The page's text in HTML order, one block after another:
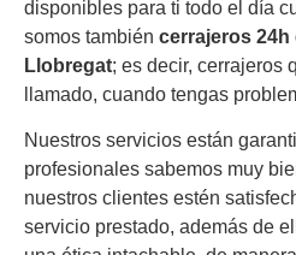
disponibles para ti todo el día
somos también cerrajeros 24h
Llobregat; es decir, cerrajeros
llamado, cuando tengas
Nuestros servicios están
profesionales sabemos muy
nuestros clientes estén
servicio prestado, además de